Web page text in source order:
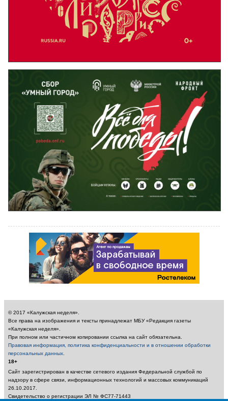
© 2017 «Калужская неделя».
Все права на изображения и тексты принадлежат МБУ «Редакция газеты
«Калужская неделя».
При полном или частичном копировании ссылка на сайт обязательна.
Правовая информация, политика конфиденциальности и в отношении обработки
персональных данных
18+
Сайт зарегистрирован в качестве сетевого издания Федеральной службой по
надзору в сфере связи, информационных технологий и массовых коммуникаций
26.10.2017.
Свидетельство о регистрации ЭЛ № ФС77-71443